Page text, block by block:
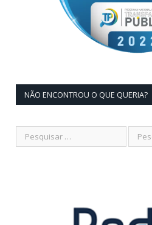
NÃO ENCONTROU O QUE QUERIA?